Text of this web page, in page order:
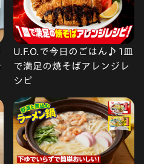
U.F.O.で今日のごはん♪ 1皿
で満足の焼そばアレンジレ
シピ